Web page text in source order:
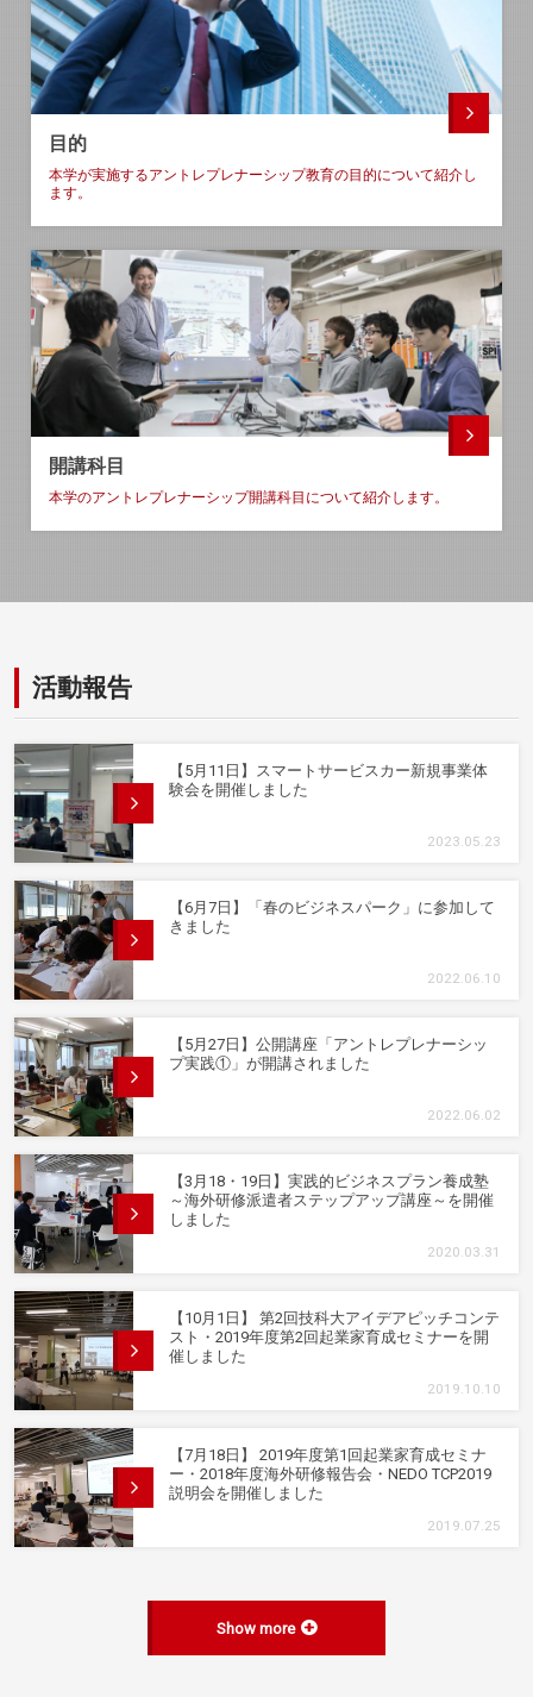
目的
本学が実施するアントレプレナーシップ教育の目的について紹介し
ます。
開講科目
本学のアントレプレナーシップ開講科目について紹介します。
活動報告
2023.05.23
【5月11日】スマートサービスカー新規事業体
験会を開催しました
2022.06.10
【6月7日】「春のビジネスパーク」に参加して
きました
2022.06.02
【5月27日】公開講座「アントレプレナーシッ
プ実践①」が開講されました
2020.03.31
【3月18・19日】実践的ビジネスプラン養成塾
～海外研修派遣者ステップアップ講座～を開催
しました
2019.10.10
【10月1日】 第2回技科大アイデアピッチコンテ
スト・2019年度第2回起業家育成セミナーを開
催しました
2019.07.25
【7月18日】 2019年度第1回起業家育成セミナ
ー・2018年度海外研修報告会・NEDO TCP2019
説明会を開催しました
Show more